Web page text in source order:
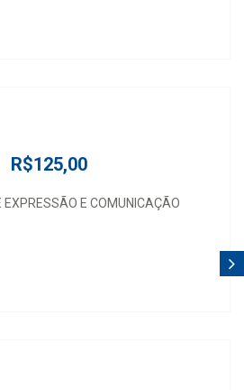
R$125,00
EXPRESSÃO E COMUNICAÇÃO